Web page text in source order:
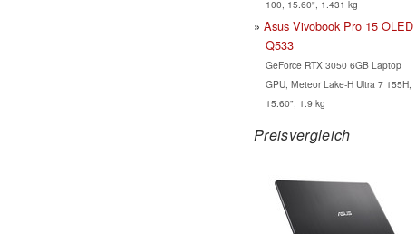
100, 15.60", 1.431 kg
Asus Vivobook Pro 15 OLED
Q533
GeForce RTX 3050 6GB Laptop
GPU, Meteor Lake-H Ultra 7 155H,
15.60", 1.9 kg
Preisvergleich